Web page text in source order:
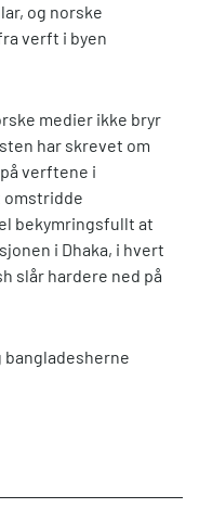
og norske
verft i byen
medier ikke bryr
har skrevet om
verftene i
omstridde
bekymringsfullt at
i Dhaka, i hvert
slår hardere ned på